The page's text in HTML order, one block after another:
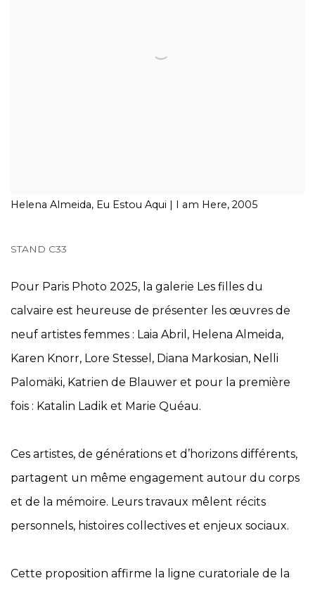
Helena Almeida, Eu Estou Aqui | I am Here, 2005
STAND C33
Pour Paris Photo 2025, la galerie Les filles du
calvaire est heureuse de présenter les œuvres de
neuf artistes femmes : Laia Abril, Helena Almeida,
Karen Knorr, Lore Stessel, Diana Markosian, Nelli
Palomäki, Katrien de Blauwer et pour la première
fois : Katalin Ladik et Marie Quéau.
Ces artistes, de générations et d’horizons différents,
partagent un même engagement autour du corps
et de la mémoire. Leurs travaux mêlent récits
personnels, histoires collectives et enjeux sociaux.
Cette proposition affirme la ligne curatoriale de la